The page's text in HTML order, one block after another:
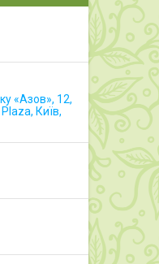
«Азов», 12,
Київ,